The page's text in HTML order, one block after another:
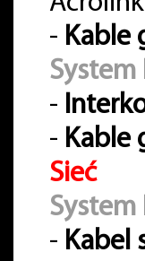
- Kable
System
-
- Kable
Sieć
System
- Kabel